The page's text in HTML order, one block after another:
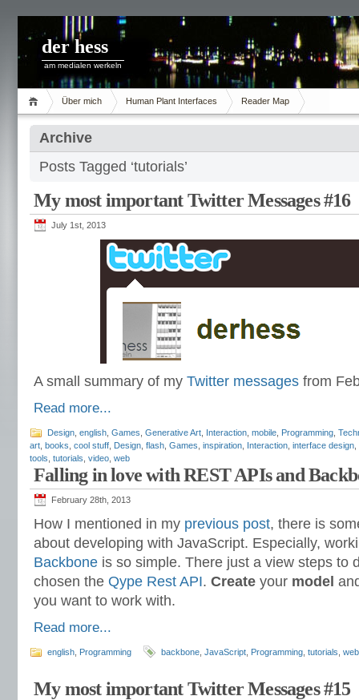
der hess
am medialen werkeln
Über mich Human Plant Interfaces Reader Map
Archive
Posts Tagged ‘tutorials’
My most important Twitter Messages #16
July 1st, 2013
A small summary of my Twitter messages from
Read more...
Design english Games Generative Art Interaction mobile Programming
art books cool stuff Design flash Games inspiration Interaction interface design
tools tutorials video web
Falling in love with REST APIs and
February 28th, 2013
How I mentioned in my previous post, there is
about developing with JavaScript. Especially,
Backbone is so simple. There just a view steps to
chosen the Qype Rest API. Create your model
you want to work with.
Read more...
english Programming backbone JavaScript Programming tutorials web
My most important Twitter Messages #15